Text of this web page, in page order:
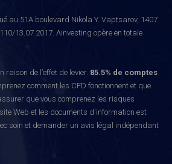
au 51A boulevard Nikola Y. Vaptsarov, 1407
13.07.2017. Ainvesting opère en totale
raison de l’effet de levier. 85.5% de comptes
comment les CFD fonctionnent et que
que vous comprenez les risques
Web et les documents d'information est
soin et demander un avis légal indépendant